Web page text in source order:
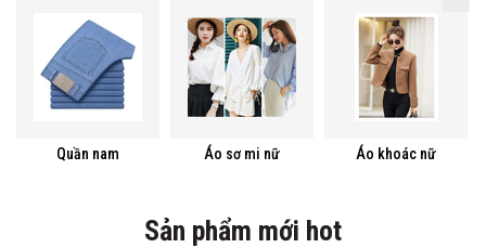
Quần nam Áo sơ mi nữ Áo khoác nữ
Sản phẩm mới hot